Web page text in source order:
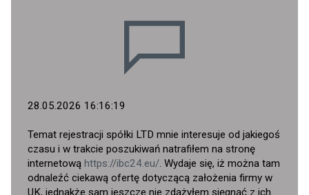
28.05.2026 16:16:19
Temat rejestracji spółki LTD mnie interesuje od jakiegoś
czasu i w trakcie poszukiwań natrafiłem na stronę
internetową https://ibc24.eu/. Wydaje się, iż można tam
odnaleźć ciekawą ofertę dotyczącą założenia firmy w
UK, jednakże sam jeszcze nie zdążyłem sięgnąć z ich